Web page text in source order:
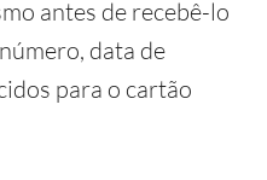
antes de recebê-lo
data de
para o cartão